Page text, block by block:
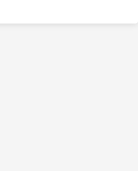
umschalten
für Ratgeber umschalten